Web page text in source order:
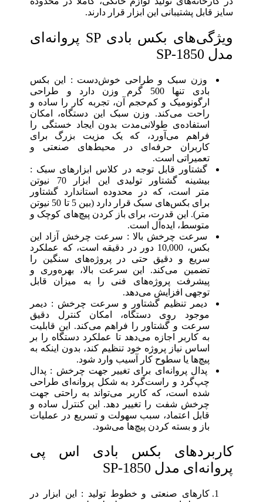
سایز قابل پشتیبانی این ابزار قرار دارند.
ویژگی‌های بکس بادی SP پروانه‌ای
مدل SP-1850
وزن سبک و طراحی خوش‌دست : این بکس
بادی تنها 500 گرم وزن دارد و طراحی
ارگونومیک و کم‌حجم آن، تجربه کار را ساده و
راحت می‌کند. وزن سبک این دستگاه، امکان
استفاده‌ی طولانی‌مدت بدون ایجاد خستگی را
فراهم می‌آورد، که یک مزیت بزرگ برای
کاربران حرفه‌ای در محیط‌های صنعتی و
تعمیراتی است.
گشتاور قابل توجه در کلاس ابزارهای سبک :
بیشینه گشتاور تولیدی این ابزار 70 نیوتن
متر است، که در محدوده استاندارد گشتاور
برای بکس‌های سبک قرار دارد (بین 5 تا 50 نیوتن
متر). این قدرت، برای باز کردن پیچ‌های کوچک و
متوسط، ایده‌آل است.
سرعت چرخش بالا : سرعت چرخش آزاد این
بکس، 10,000 دور در دقیقه است، که عملکرد
سریع و دقیق حتی در پروژه‌های سنگین را
تضمین می‌کند. این سرعت بالا، بهره‌وری و
پیشرفت پروژه‌های فنی را به میزان قابل
توجهی افزایش می‌دهد.
دیمر تنظیم گشتاور و سرعت چرخش : دیمر
موجود روی دستگاه، امکان کنترل دقیق
سرعت و گشتاور را فراهم می‌کند. این قابلیت
به کاربر اجازه می‌دهد تا عملکرد دستگاه را بر
اساس نیاز پروژه خود تنظیم کند، بدون اینکه به
پیچ‌ها یا سطوح کار آسیب وارد شود.
پدال پروانه‌ای برای تغییر جهت چرخش : پدال
چپ‌گرد و راست‌گرد به شکل پروانه‌ای طراحی
شده است، که کاربر می‌تواند به راحتی جهت
چرخش شفت را تغییر دهد. این کنترل ساده و
قابل اعتماد، سبب سهولت و تسریع در عملیات
باز و بسته کردن پیچ‌ها می‌شود.
کاربردهای بکس بادی اس پی
پروانه‌ای مدل SP-1850
کارهای صنعتی و خطوط تولید : این ابزار در